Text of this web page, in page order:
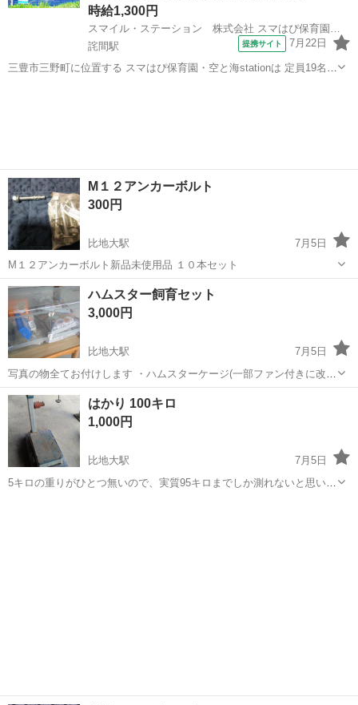
時給1,300円
詫間駅
提携サイト 7月22日
三豊市三野町に位置する スマはぴ保育園・空と海stationは 定員19名の
M１２アンカーボルト
300円
比地大駅
7月5日
M１２アンカーボルト新品未使用品 １０本セット
香川 三豊市 比地大駅 その他
ハムスター飼育セット
3,000円
比地大駅
7月5日
写真の物全てお付けします ・ハムスターケージ(一部ファン付きに改
良) ・ホイール走る用 ・水飲み容器 ・換気ファン ・移動用ケージ(虫
カゴ) ・寝床 ・綿 ・床材 ケージはDIYで少し改造してます ご了承くだ
さい 中古品の...
香川 三豊市 比地大駅
はかり 100キロ
1,000円
比地大駅
7月5日
5キロの重りがひとつ無いので、実質95キロまでしか測れないと思いま